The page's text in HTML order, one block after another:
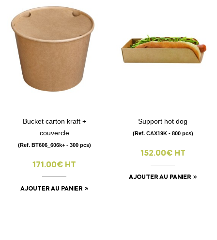
Bucket carton kraft +
couvercle
(Ref. BT606_606k+ - 300 pcs)
171.00€ HT
AJOUTER AU PANIER
Support hot dog
(Ref. CAX19K - 800 pcs)
152.00€ HT
AJOUTER AU PANIER